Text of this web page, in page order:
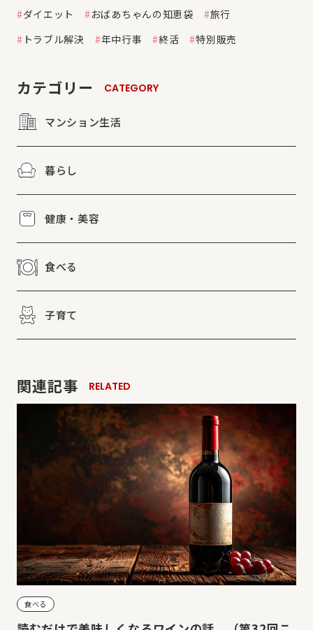
ダイエット おばあちゃんの知恵袋
旅行
トラブル解決
年中行事 終活 特別販売
カテゴリー CATEGORY
マンション生活
暮らし
健康・美容
食べる
子育て
関連記事 RELATED
食べる